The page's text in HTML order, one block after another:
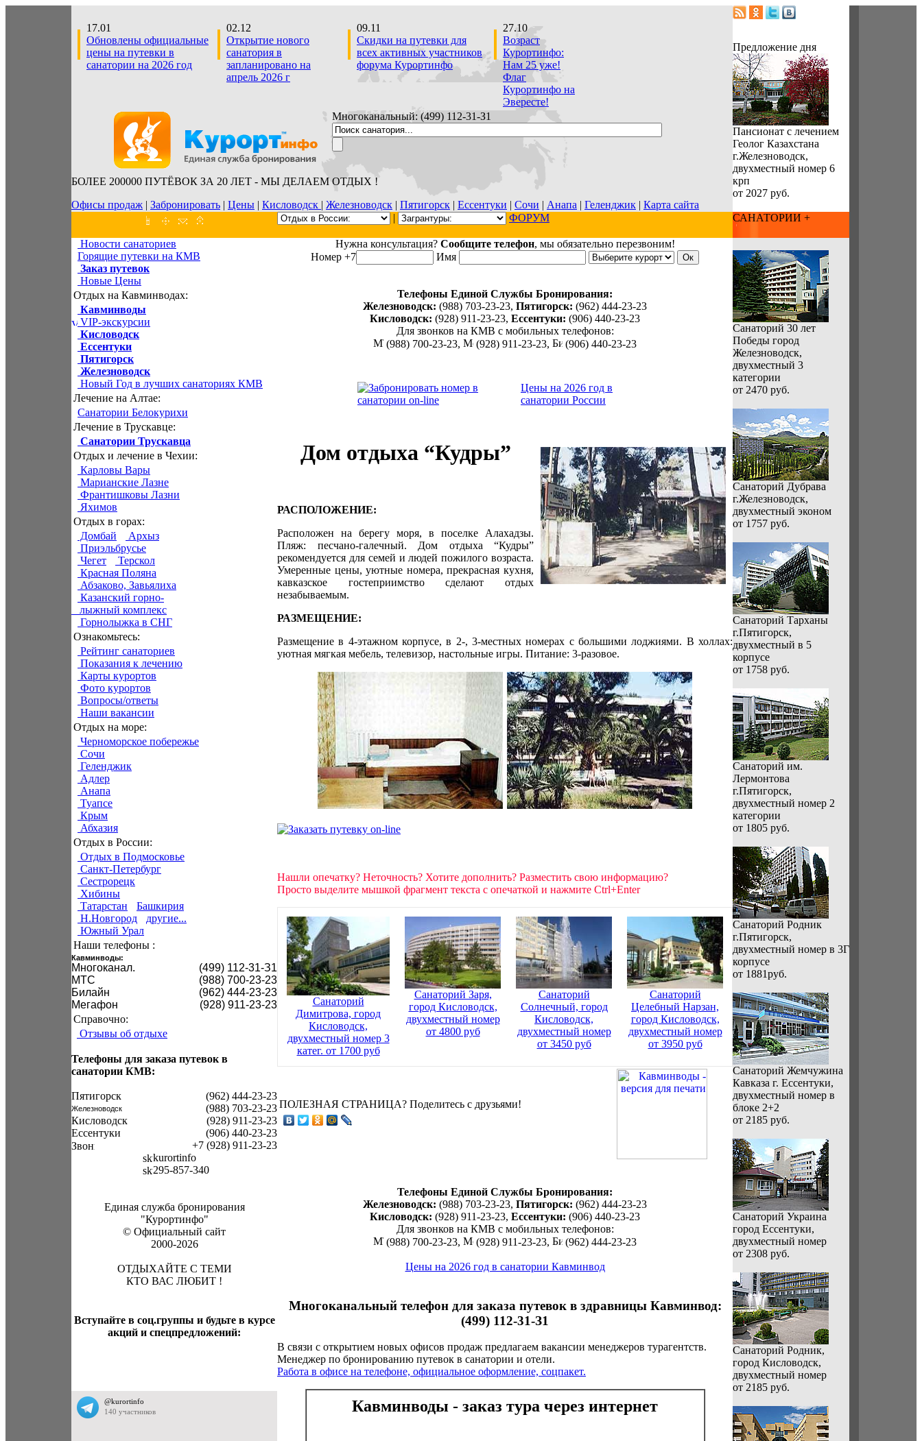
17.01
Обновлены официальные
цены на путевки в
санатории на 2026 год
02.12
Открытие нового
санатория в
запланировано на
апрель 2026 г
09.11
Скидки на путевки для
всех активных участников
форума Курортинфо
27.10
Возраст
Курортинфо:
Нам 25 уже!
Флаг
Курортинфо на
Эвересте!
Предложение дня
Пансионат с лечением
Геолог Казахстана
г.Железноводск,
двухместный номер 6
крп
от 2027 руб.
Многоканальный: (499) 112-31-З1
БОЛЕЕ 200000 ПУТЁВОК ЗА 20 ЛЕТ - МЫ ДЕЛАЕМ ОТДЫХ !
Офисы продаж | Забронировать | Цены | Кисловодск | Железноводск | Пятигорск | Ессентуки | Сочи | Анапа | Геленджик | Карта сайта
|
ФОРУМ САНАТОРИИ +
Новости санаториев
Горящие путевки на КМВ
Заказ путевок
Новые Цены
Отдых на Кавминводах:
Кавминводы
VIP-экскурсии
Кисловодск
Ессентуки
Пятигорск
Железноводск
Новый Год в лучших санаториях КМВ
Лечение на Алтае:
Санатории Белокурихи
Лечение в Трускавце:
Санатории Трускавца
Отдых и лечение в Чехии:
Карловы Вары
Марианские Лазне
Франтишковы Лазни
Яхимов
Отдых в горах:
Домбай
Архыз
Приэльбрусье
Чегет
Терскол
Красная Поляна
Абзаково, Завьялиха
Казанский горно-
лыжный комплекс
Горнолыжка в СНГ
Ознакомьтесь:
Рейтинг санаториев
Показания к лечению
Карты курортов
Фото курортов
Вопросы/ответы
Наши вакансии
Отдых на море:
Черноморское побережье
Сочи
Геленджик
Адлер
Анапа
Туапсе
Крым
Абхазия
Отдых в России:
Отдых в Подмосковье
Санкт-Петербург
Сестрорецк
Хибины
Татарстан
Башкирия
Н.Новгород
другие...
Южный Урал
Наши телефоны :
Кавминводы:
Mногоканал.
(499) 112-31-З1
МТС
(988) 700-23-23
Билайн
(962) 444-23-23
Мегафон
(928) 911-23-23
Справочно:
Отзывы об отдыхе
Телефоны для заказа путевок в
санатории КМВ:
Пятигорск (962) 444-23-23
Железноводск
(988) 703-23-23
Кисловодск
(928) 911-23-23
Ессентуки
(906) 440-23-23
+7 (928) 911-23-23
kurortinfo
295-857-340
Единая служба бронирования
"Курортинфо"
© Официальный сайт
2000-2026
ОТДЫХАЙТЕ С ТЕМИ
КТО ВАС ЛЮБИТ !
Вступайте в соц.группы и будьте в курсе
акций и спецпредложений:
Нужна консультация? Сообщите телефон, мы обязательно перезвоним!
Номер +7
Имя
Телефоны Единой Службы Бронирования:
Железноводск: (988) 703-23-23, Пятигорск: (962) 444-23-23
Кисловодск: (928) 911-23-23, Ессентуки: (906) 440-23-23
Для звонков на КМВ с мобильных телефонов:
(988) 700-23-23,
(928) 911-23-23, (906) 440-23-23
Цены на 2026 год в
санатории России
Дом отдыха “Кудры”
РАСПОЛОЖЕНИЕ:
Расположен на берегу моря, в поселке Алахадзы.
Пляж: песчано-галечный. Дом отдыха “Кудры”
рекомендуется для семей и людей пожилого возраста.
Умеренные цены, уютные номера, прекрасная кухня,
кавказское гостеприимство сделают отдых
незабываемым.
РАЗМЕЩЕНИЕ:
Размещение в 4-этажном корпусе, в 2-, 3-местных номерах с большими лоджиями. В холлах:
уютная мягкая мебель, телевизор, настольные игры. Питание: 3-разовое.
Нашли опечатку? Неточность? Хотите дополнить? Разместить свою информацию?
Просто выделите мышкой фрагмент текста c опечаткой и нажмите Ctrl+Enter
Санаторий
Димитрова, город
Кисловодск,
двухместный номер 3
катег. от 1700 руб
Санаторий Заря,
город Кисловодск,
двухместный номер
от 4800 руб
Санаторий
Солнечный, город
Кисловодск,
двухместный номер
от 3450 руб
Санаторий
Целебный Нарзан,
город Кисловодск,
двухместный номер
от 3950 руб
ПОЛЕЗНАЯ СТРАНИЦА? Поделитесь с друзьями!
Телефоны Единой Службы Бронирования:
Железноводск: (988) 703-23-23, Пятигорск: (962) 444-23-23
Кисловодск: (928) 911-23-23, Ессентуки: (906) 440-23-23
Для звонков на КМВ с мобильных телефонов:
(988) 700-23-23,
(928) 911-23-23, (962) 444-23-23
Цены на 2026 год в санатории Кавминвод
Многоканальный телефон для заказа путевок в здравницы Кавминвод:
(499) 112-31-З1
В связи с открытием новых офисов продаж предлагаем вакансии менеджеров турагентств.
Менеджер по бронированию путевок в санатории и отели.
Работа в офисе на телефоне, официальное оформление, соцпакет.
Кавминводы - заказ тура через интернет
Санаторий 30 лет
Победы город
Железноводск,
двухместный 3
категории
от 2470 руб.
Санаторий Дубрава
г.Железноводск,
двухместный эконом
от 1757 руб.
Санаторий Тарханы
г.Пятигорск,
двухместный в 5
корпусе
от 1758 руб.
Санаторий им.
Лермонтова
г.Пятигорск,
двухместный номер 2
категории
от 1805 руб.
Санаторий Родник
г.Пятигорск,
двухместный номер в 3Г
корпусе
от 1881руб.
Санаторий Жемчужина
Кавказа г. Ессентуки,
двухместный номер в
блоке 2+2
от 2185 руб.
Санаторий Украина
город Ессентуки,
двухместный номер
от 2308 руб.
Санаторий Родник,
город Кисловодск,
двухместный номер
от 2185 руб.